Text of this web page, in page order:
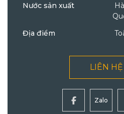
Nước sản xuất
Địa điểm
LIÊN HỆ
Zalo